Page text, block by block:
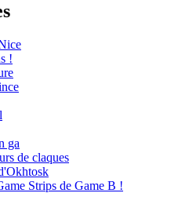
!
ga
de claques
Strips de Game B !